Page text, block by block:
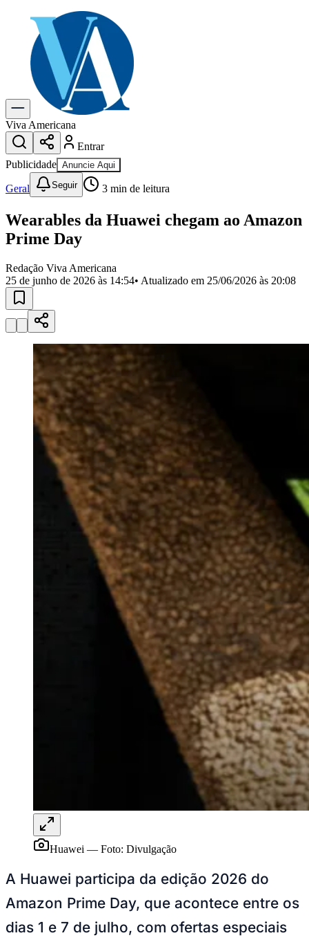
Explore Tudo
Últimas Notícias
Previsão do Tempo
Dia a Dia & Lazer
Gastronomia
Cinema & Shows
Para Sua Empresa
Anuncie no Portal
Cadastrar Empresa
Divulgar VagasNovo
Publicidade Legal
Eleições
Segurança
Saúde
Meio Ambiente
Obras
Bairros de Americana
CentroJardim Girassol
NamoradosJardim São PauloParque UniversitárioAntônio
Zanaga Mathiensen Cariobinha
Paulistano
Quilombo
Para Sua Empresa
Anuncie no Portal
Guia de Empresas
Divulgar Vagas
Novo
Publicidade Legal
Hub de Negócios
Guia Comercial
Selo Verificado
Portal Educacional
Agenda de Vestibulares
Vagas de Emprego
Panorama Econômico
Panorama Econômico
Novo
NBB
Competições de Futebol
Brasileirão Série A
Paulistão
Libertadores
Copa América
Viva Americana
Entrar
Publicidade Anuncie Aqui
Geral Seguir 3 min de leitura
Wearables da Huawei chegam ao Amazon
Prime Day
Redação Viva Americana
25 de junho de 2026 às 14:54• Atualizado em 25/06/2026 às 20:08
Huawei — Foto: Divulgação
A Huawei participa da edição 2026 do
Amazon Prime Day, que acontece entre os
dias 1 e 7 de julho, com ofertas especiais